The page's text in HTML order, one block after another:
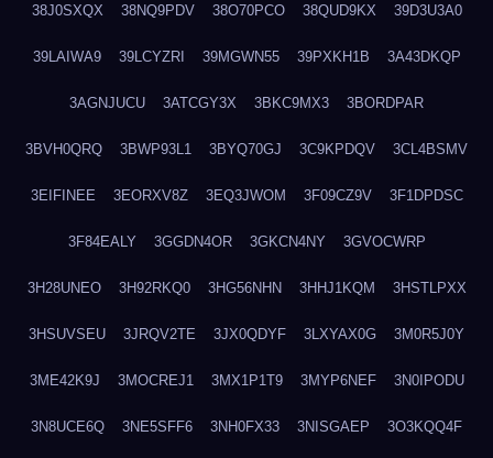
38J0SXQX 38NQ9PDV 38O70PCO 38QUD9KX 39D3U3A0
39LAIWA9 39LCYZRI 39MGWN55 39PXKH1B 3A43DKQP
3AGNJUCU 3ATCGY3X 3BKC9MX3 3BORDPAR
3BVH0QRQ 3BWP93L1 3BYQ70GJ 3C9KPDQV 3CL4BSMV
3EIFINEE 3EORXV8Z 3EQ3JWOM 3F09CZ9V 3F1DPDSC
3F84EALY 3GGDN4OR 3GKCN4NY 3GVOCWRP
3H28UNEO 3H92RKQ0 3HG56NHN 3HHJ1KQM 3HSTLPXX
3HSUVSEU 3JRQV2TE 3JX0QDYF 3LXYAX0G 3M0R5J0Y
3ME42K9J 3MOCREJ1 3MX1P1T9 3MYP6NEF 3N0IPODU
3N8UCE6Q 3NE5SFF6 3NH0FX33 3NISGAEP 3O3KQQ4F